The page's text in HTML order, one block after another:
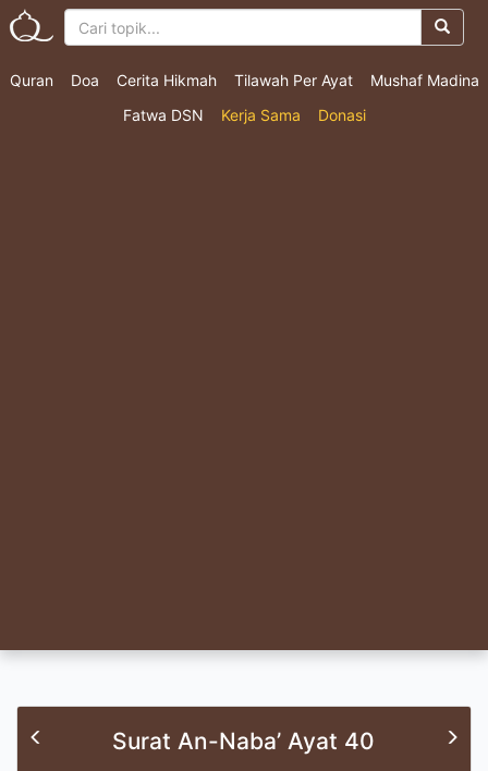
Quran Doa Cerita Hikmah Tilawah Per Ayat
Mushaf Madina
Fatwa DSN
Kerja Sama Donasi
Surat An-Naba’ Ayat 40